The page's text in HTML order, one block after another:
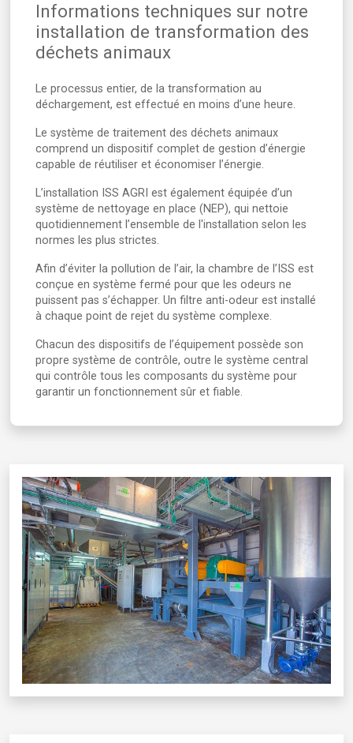
Informations techniques sur notre
installation de transformation des
déchets animaux
Le processus entier, de la transformation au
déchargement, est effectué en moins d’une heure.
Le système de traitement des déchets animaux
comprend un dispositif complet de gestion d’énergie
capable de réutiliser et économiser l’énergie.
L’installation ISS AGRI est également équipée d’un
système de nettoyage en place (NEP), qui nettoie
quotidiennement l’ensemble de l'installation selon les
normes les plus strictes.
Afin d’éviter la pollution de l’air, la chambre de l’ISS est
conçue en système fermé pour que les odeurs ne
puissent pas s’échapper. Un filtre anti-odeur est installé
à chaque point de rejet du système complexe.
Chacun des dispositifs de l’équipement possède son
propre système de contrôle, outre le système central
qui contrôle tous les composants du système pour
garantir un fonctionnement sûr et fiable.